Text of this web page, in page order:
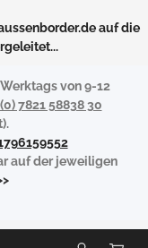
auf die
von 9-12
7821 58838 30
auf der jeweiligen